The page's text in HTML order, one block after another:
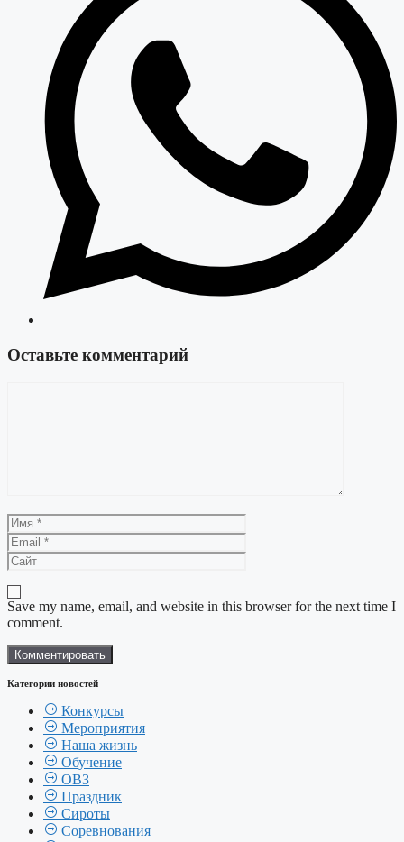
Оставьте комментарий
Имя
Save my name, email, and website in this browser for the next time I
comment.
Категории новостей
Конкурсы
Мероприятия
Наша жизнь
Обучение
ОВЗ
Праздник
Сироты
Соревнования